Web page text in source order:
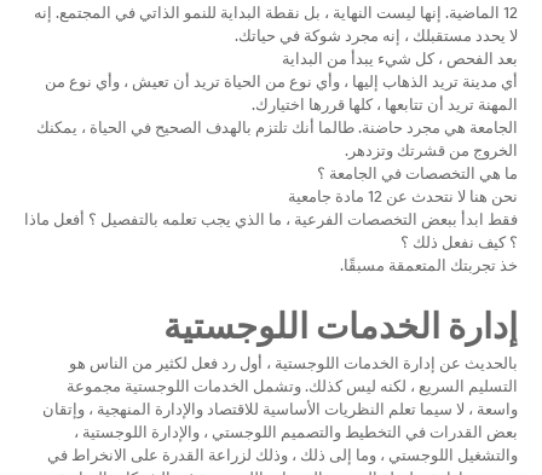
12 الماضية. إنها ليست النهاية ، بل نقطة البداية للنمو الذاتي في المجتمع. إنه
لا يحدد مستقبلك ، إنه مجرد شوكة في حياتك.
بعد الفحص ، كل شيء يبدأ من البداية
أي مدينة تريد الذهاب إليها ، وأي نوع من الحياة تريد أن تعيش ، وأي نوع من
المهنة تريد أن تتابعها ، كلها قررها اختيارك.
الجامعة هي مجرد حاضنة. طالما أنك تلتزم بالهدف الصحيح في الحياة ، يمكنك
الخروج من قشرتك وتزدهر.
ما هي التخصصات في الجامعة ؟
نحن هنا لا نتحدث عن 12 مادة جامعية
فقط ابدأ ببعض التخصصات الفرعية ، ما الذي يجب تعلمه بالتفصيل ؟ أفعل ماذا
؟ كيف نفعل ذلك ؟
خذ تجربتك المتعمقة مسبقًا.
إدارة الخدمات اللوجستية
بالحديث عن إدارة الخدمات اللوجستية ، أول رد فعل لكثير من الناس هو
التسليم السريع ، لكنه ليس كذلك. وتشمل الخدمات اللوجستية مجموعة
واسعة ، لا سيما تعلم النظريات الأساسية للاقتصاد والإدارة المنهجية ، وإتقان
بعض القدرات في التخطيط والتصميم اللوجستي ، والإدارة اللوجستية ،
والتشغيل اللوجستي ، وما إلى ذلك ، وذلك لزراعة القدرة على الانخراط في